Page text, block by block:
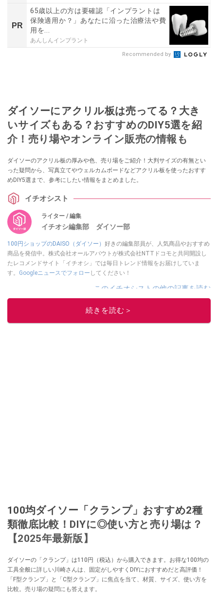
PR
65歳以上の方は要確認「インプラントは
保険適用か？」あなたに沿った治療法や費
用を...
あんしんインプラント
Recommended by
ダイソーにアクリル板は売ってる？大き
いサイズもある？おすすめのDIY5選を紹
介！売り場やオンライン販売の情報も
ダイソーのアクリル板の厚みや色、売り場をご紹介！大判サイズの有無とい
った疑問から、写真立てやウェルカムボードなどアクリル板を使ったおすす
めDIY5選まで、参考にしたい情報をまとめました。
イチオシスト
ライター / 編集
イチオシ編集部 ダイソー部
100円ショップのDAISO（ダイソー） 好きの編集部員が、人気商品やおすすめ
商品を発信中。株式会社オールアバウトが株式会社NTTドコモと共同開設し
たレコメンドサイト「イチオシ」では毎日トレンド情報をお届けしていま
す。 Googleニュースでフォロー してください！
このイチオシストの他の記事を読む
続きを読む＞
100均ダイソー「クランプ」おすすめ2種
類徹底比較！DIYに◎使い方と売り場は？
【2025年最新版】
ダイソーの「クランプ」は110円（税込）から購入できます。お得な100均の
工具全般に詳しい川崎さんは、固定がしやすくDIYにおすすめだと高評価！
「F型クランプ」と「C型クランプ」に焦点を当て、材質、サイズ、使い方を
比較。売り場の疑問にも答えます。